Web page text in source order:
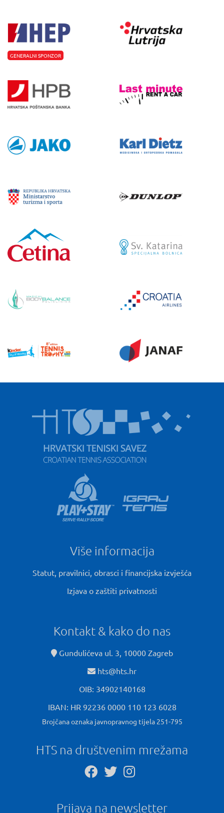
GENERALNI SPONZOR
Više informacija
Statut, pravilnici, obrasci i financijska izvješća
Izjava o zaštiti privatnosti
Kontakt & kako do nas
Gundulićeva ul. 3, 10000 Zagreb
hts@hts.hr
OIB: 34902140168
IBAN: HR 92236 0000 110 123 6028
Brojčana oznaka javnopravnog tijela 251-795
HTS na društvenim mrežama
Prijava na newsletter